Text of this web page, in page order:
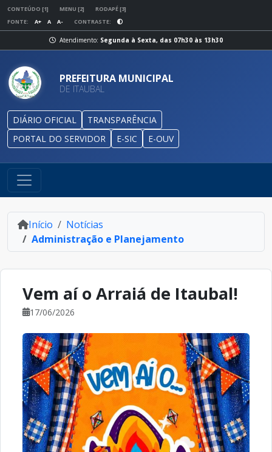
CONTEÚDO [1] MENU [2]
RODAPÉ [3]
FONTE:
A+ A A- CONTRASTE:
Atendimento: Segunda à Sexta, das 07h30 às 13h30
PREFEITURA MUNICIPAL
DE ITAUBAL
DIÁRIO OFICIAL
TRANSPARÊNCIA
PORTAL DO SERVIDOR
E-SIC E-OUV
Início
Notícias
Administração e Planejamento
Vem aí o Arraiá de Itaubal!
17/06/2026